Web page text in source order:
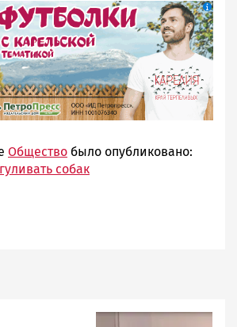
Общество было опубликовано:
собак